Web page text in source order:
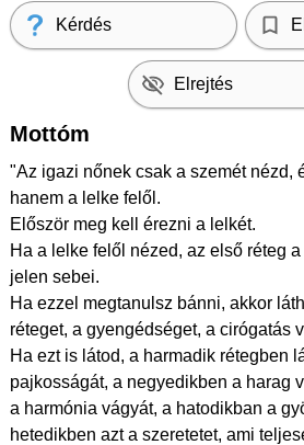
Kérdés
Elrejtés
Mottóm
"Az igazi nőnek csak a szemét nézd,
hanem a lelke felől.
Először meg kell érezni a lelkét.
Ha a lelke felől nézed, az első réteg
jelen sebei.
Ha ezzel megtanulsz bánni, akkor
réteget, a gyengédséget, a cirógatás
Ha ezt is látod, a harmadik rétegben
pajkosságát, a negyedikben a harag
a harmónia vágyát, a hatodikban a
hetedikben azt a szeretetet, ami